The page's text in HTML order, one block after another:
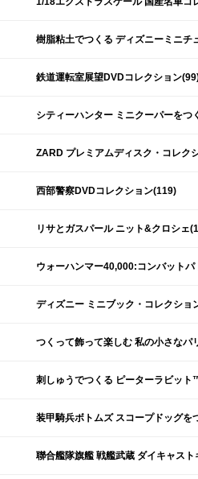
樹脂粘土でつくる ディズニーミニチ
鉄道運転室展望DVDコレクション
シティーハンター ミニクーパーをつ
ZARD プレミアムディスク・コレク
西部警察DVDコレクション(119)
リサとガスパール ニット&クロシェ
ウォーハンマー40,000:コンバットパ
ディズニー ミニブック・コレクショ
つくって飾って楽しむ 私の小さなパ
刺しゅうでつくる ピーターラビッ
装甲騎兵ボトムズ スコープドッグを
聯合艦隊旗艦 戦艦武蔵 ダイキャス